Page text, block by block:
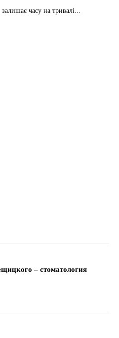
часу на тривалі...
– стоматология